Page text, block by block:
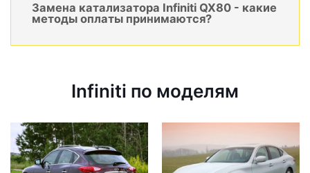
Замена катализатора Infiniti QX80 - какие
методы оплаты принимаются?
Infiniti по моделям